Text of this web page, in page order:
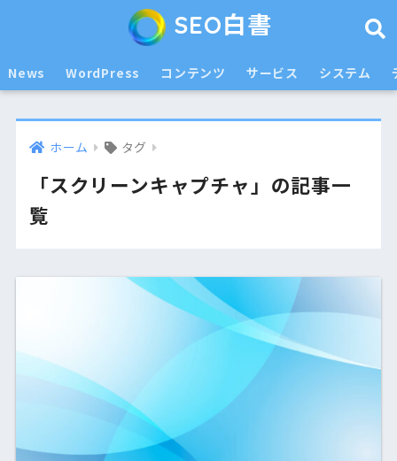
SEO白書
News WordPress コンテンツ サービス システム
ホーム タグ
「スクリーンキャプチャ」の記事一
覧